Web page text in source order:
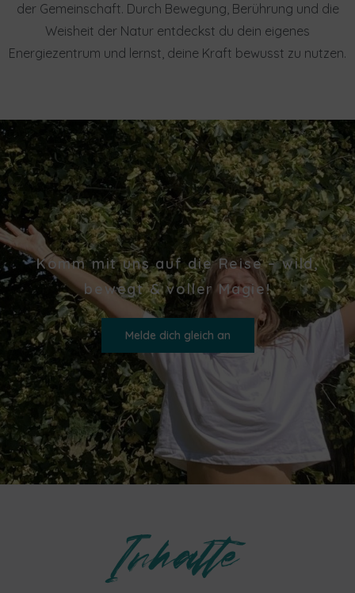
der Gemeinschaft. Durch Bewegung, Berührung und die
Weisheit der Natur entdeckst du dein eigenes
Energiezentrum und lernst, deine Kraft bewusst zu nutzen.
Komm mit uns auf die Reise – wild,
bewegt & voller Magie!
Melde dich gleich an
Inhalte